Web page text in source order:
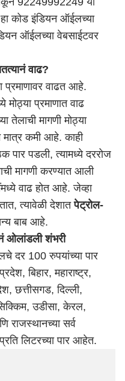
कोड इंडियन ऑईलच्या
ऑईलच्या वेबसाईटवर
वाढ?
प्रमाणावर वाढत आहे.
प्रमाणात वाढ
तेलाची मागणी मोठ्या
मात्र कमी आहे. काही
पार पडली, त्यामध्ये दररोज
मागणी करण्यात आली
वाढ होत आहे. जेव्हा
त्यावेळी देशातपेट्रोल-
बाब आहे.
ओलांडली शंभरी
दर 100 रुपयांच्या पार
बिहार, महाराष्ट्र,
छत्तीसगड, दिल्ली,
उडीसा, केरल,
राजस्थानच्या सर्व
लिटरच्या पार आहेत.